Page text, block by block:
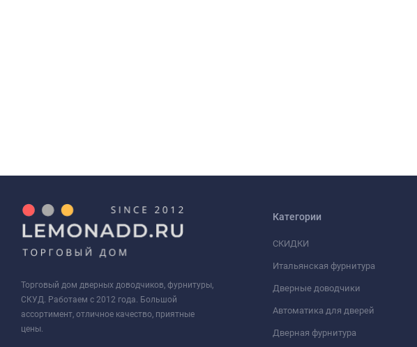
Торговый дом дверных доводчиков, фурнитуры,
СКУД. Работаем с 2012 года. Большой
ассортимент, отличное качество, приятные
цены.
Категории
СКИДКИ
Итальянская фурнитура
Дверные доводчики
Автоматика для дверей
Дверная фурнитура